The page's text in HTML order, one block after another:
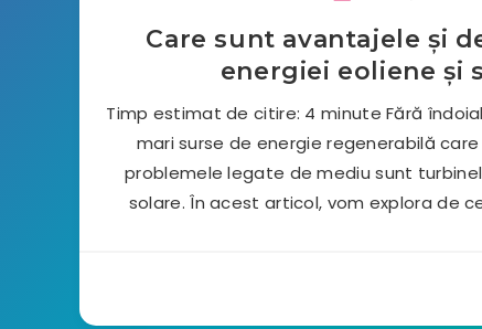
Care sunt avantajele și
energiei eoliene și
Timp estimat de citire: 4 minute Fără
mari surse de energie regenerabilă
problemele legate de mediu sunt
solare. În acest articol, vom explora de